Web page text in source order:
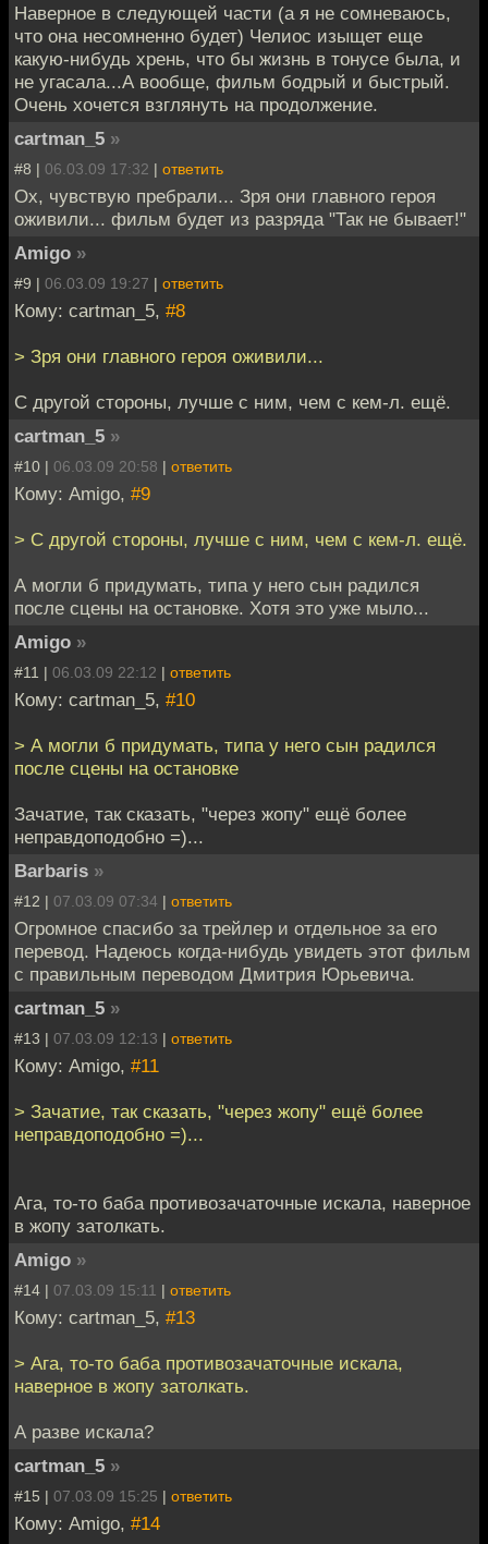
Наверное в следующей части (а я не сомневаюсь,
что она несомненно будет) Челиос изыщет еще
какую-нибудь хрень, что бы жизнь в тонусе была, и
не угасала...А вообще, фильм бодрый и быстрый.
Очень хочется взглянуть на продолжение.
cartman_5 »
#8 | 06.03.09 17:32 | ответить
Ох, чувствую пребрали... Зря они главного героя
оживили... фильм будет из разряда "Так не бывает!"
Amigo »
#9 | 06.03.09 19:27 | ответить
Кому: cartman_5, #8
> Зря они главного героя оживили...
С другой стороны, лучше с ним, чем с кем-л. ещё.
cartman_5 »
#10 | 06.03.09 20:58 | ответить
Кому: Amigo, #9
> С другой стороны, лучше с ним, чем с кем-л. ещё.
А могли б придумать, типа у него сын радился
после сцены на остановке. Хотя это уже мыло...
Amigo »
#11 | 06.03.09 22:12 | ответить
Кому: cartman_5, #10
> А могли б придумать, типа у него сын радился
после сцены на остановке
Зачатие, так сказать, "через жопу" ещё более
неправдоподобно =)...
Barbaris »
#12 | 07.03.09 07:34 | ответить
Огромное спасибо за трейлер и отдельное за его
перевод. Надеюсь когда-нибудь увидеть этот фильм
с правильным переводом Дмитрия Юрьевича.
cartman_5 »
#13 | 07.03.09 12:13 | ответить
Кому: Amigo, #11
> Зачатие, так сказать, "через жопу" ещё более
неправдоподобно =)...
Ага, то-то баба противозачаточные искала, наверное
в жопу затолкать.
Amigo »
#14 | 07.03.09 15:11 | ответить
Кому: cartman_5, #13
> Ага, то-то баба противозачаточные искала,
наверное в жопу затолкать.
А разве искала?
cartman_5 »
#15 | 07.03.09 15:25 | ответить
Кому: Amigo, #14